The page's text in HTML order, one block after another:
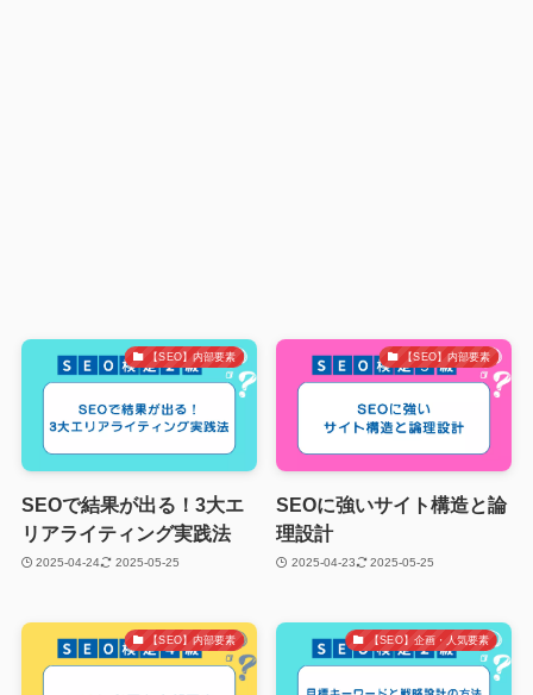
【SEO】内部要素
SEOで結果が出る！3大エ
リアライティング実践法
2025-04-24 2025-05-25
【SEO】内部要素
SEOに強いサイト構造と論
理設計
2025-04-23 2025-05-25
【SEO】内部要素 【SEO】企画・人気要素